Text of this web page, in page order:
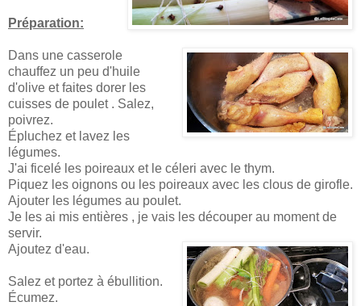
Préparation:
Dans une casserole
chauffez un peu d'huile
d'olive et faites dorer les
cuisses de poulet . Salez,
poivrez.
Épluchez et lavez les
légumes.
J'ai ficelé les poireaux et le céleri avec le thym.
Piquez les oignons ou les poireaux avec les clous de girofle.
Ajouter les légumes au poulet.
Je les ai mis entières , je vais les découper au moment de
servir.
Ajoutez d'eau.
Salez et portez à ébullition.
Écumez.